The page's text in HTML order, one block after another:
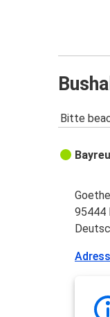
Bitte
95444